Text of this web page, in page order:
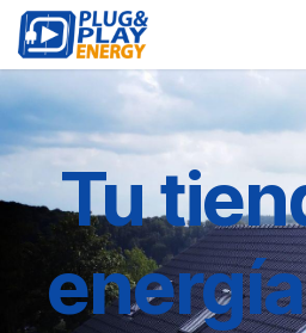
Sari la conținut
Tu